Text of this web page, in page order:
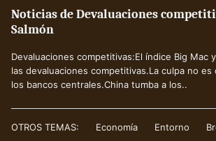
Noticias de Devaluaciones
Salmón
Devaluaciones competitivas:El índice Big Mac
las devaluaciones competitivas.La culpa no es
los bancos centrales.China tumba a los..
OTROS TEMAS: Economía Entorno